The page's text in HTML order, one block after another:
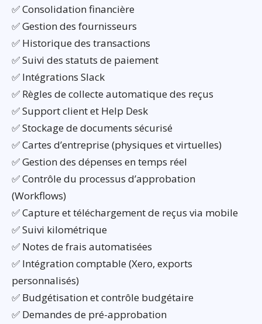
✅ Consolidation financière
✅ Gestion des fournisseurs
✅ Historique des transactions
✅ Suivi des statuts de paiement
✅ Intégrations Slack
✅ Règles de collecte automatique des reçus
✅ Support client et Help Desk
✅ Stockage de documents sécurisé
✅ Cartes d’entreprise (physiques et virtuelles)
✅ Gestion des dépenses en temps réel
✅ Contrôle du processus d’approbation
(Workflows)
✅ Capture et téléchargement de reçus via mobile
✅ Suivi kilométrique
✅ Notes de frais automatisées
✅ Intégration comptable (Xero, exports
personnalisés)
✅ Budgétisation et contrôle budgétaire
✅ Demandes de pré-approbation